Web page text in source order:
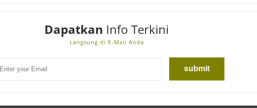
Dapatkan Info Terkini
Langsung di E-Mail Anda